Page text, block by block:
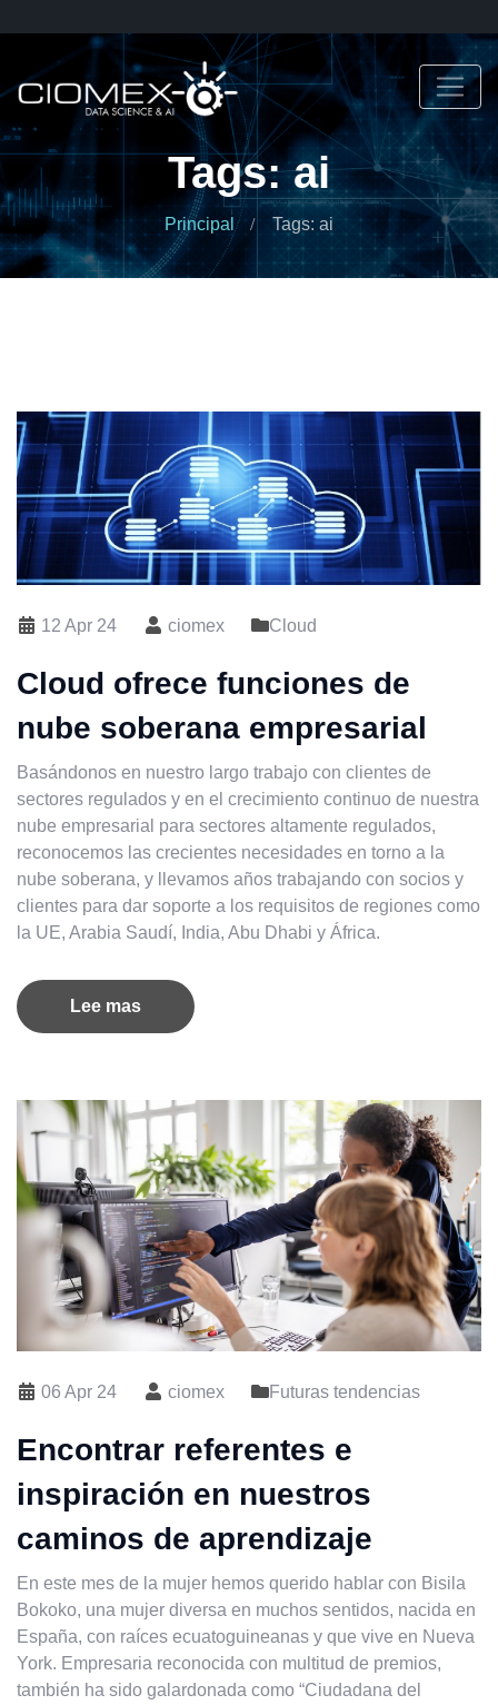
Tags: ai
Principal Tags: ai
12 Apr 24 ciomex Cloud
Cloud ofrece funciones de
nube soberana empresarial
Basándonos en nuestro largo trabajo con clientes de
sectores regulados y en el crecimiento continuo de nuestra
nube empresarial para sectores altamente regulados,
reconocemos las crecientes necesidades en torno a la
nube soberana, y llevamos años trabajando con socios y
clientes para dar soporte a los requisitos de regiones como
la UE, Arabia Saudí, India, Abu Dhabi y África.
Lee mas
06 Apr 24 ciomex Futuras tendencias
Encontrar referentes e
inspiración en nuestros
caminos de aprendizaje
En este mes de la mujer hemos querido hablar con Bisila
Bokoko, una mujer diversa en muchos sentidos, nacida en
España, con raíces ecuatoguineanas y que vive en Nueva
York. Empresaria reconocida con multitud de premios,
también ha sido galardonada como “Ciudadana del